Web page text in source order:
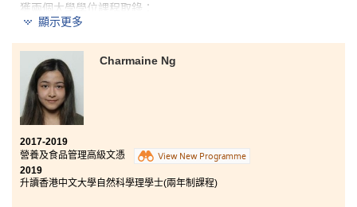
獲兩個大學學位課程取錄：
香港大學護理學學士
令我意想不到的是能夠獲香港理工大學取錄，入讀放射
學（榮譽）理學士學位課程。這一年所經歷的，比得到
學位更為寶貴。課程為同學提供不同的學習機會，累積
醫學知識，書院的輔導主任更不遺餘力提供支援，讓我
更好地為未來作出準備。更重要的是，我認清了學習的
原意和興趣之所向。這一年必能成為我往後穩固且強而
有力的後盾。
顯示更多
Charmaine Ng
2017-2019
營養及食品管理高級文憑
View New Programme
2019
升讀香港中文大學自然科學理學士(兩年制課程)